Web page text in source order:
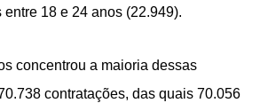
entre 18 e 24 anos (22.949).
concentrou a maioria dessas
contratações, das quais 70.056